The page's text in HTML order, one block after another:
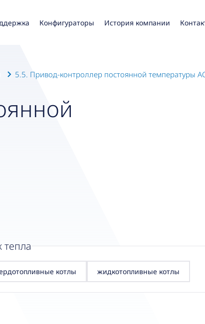
Конфигураторы История компании
5.5. Привод-контроллер постоянной температуры
котлы жидкотопливные котлы